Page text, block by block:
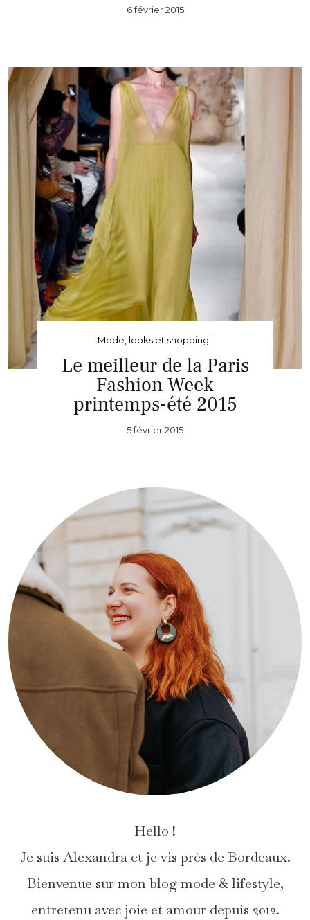
6 février 2015
Mode, looks et shopping !
Le meilleur de la Paris
Fashion Week
printemps-été 2015
5 février 2015
Hello !
Je suis Alexandra et je vis près de Bordeaux.
Bienvenue sur mon blog mode & lifestyle,
entretenu avec joie et amour depuis 2012.